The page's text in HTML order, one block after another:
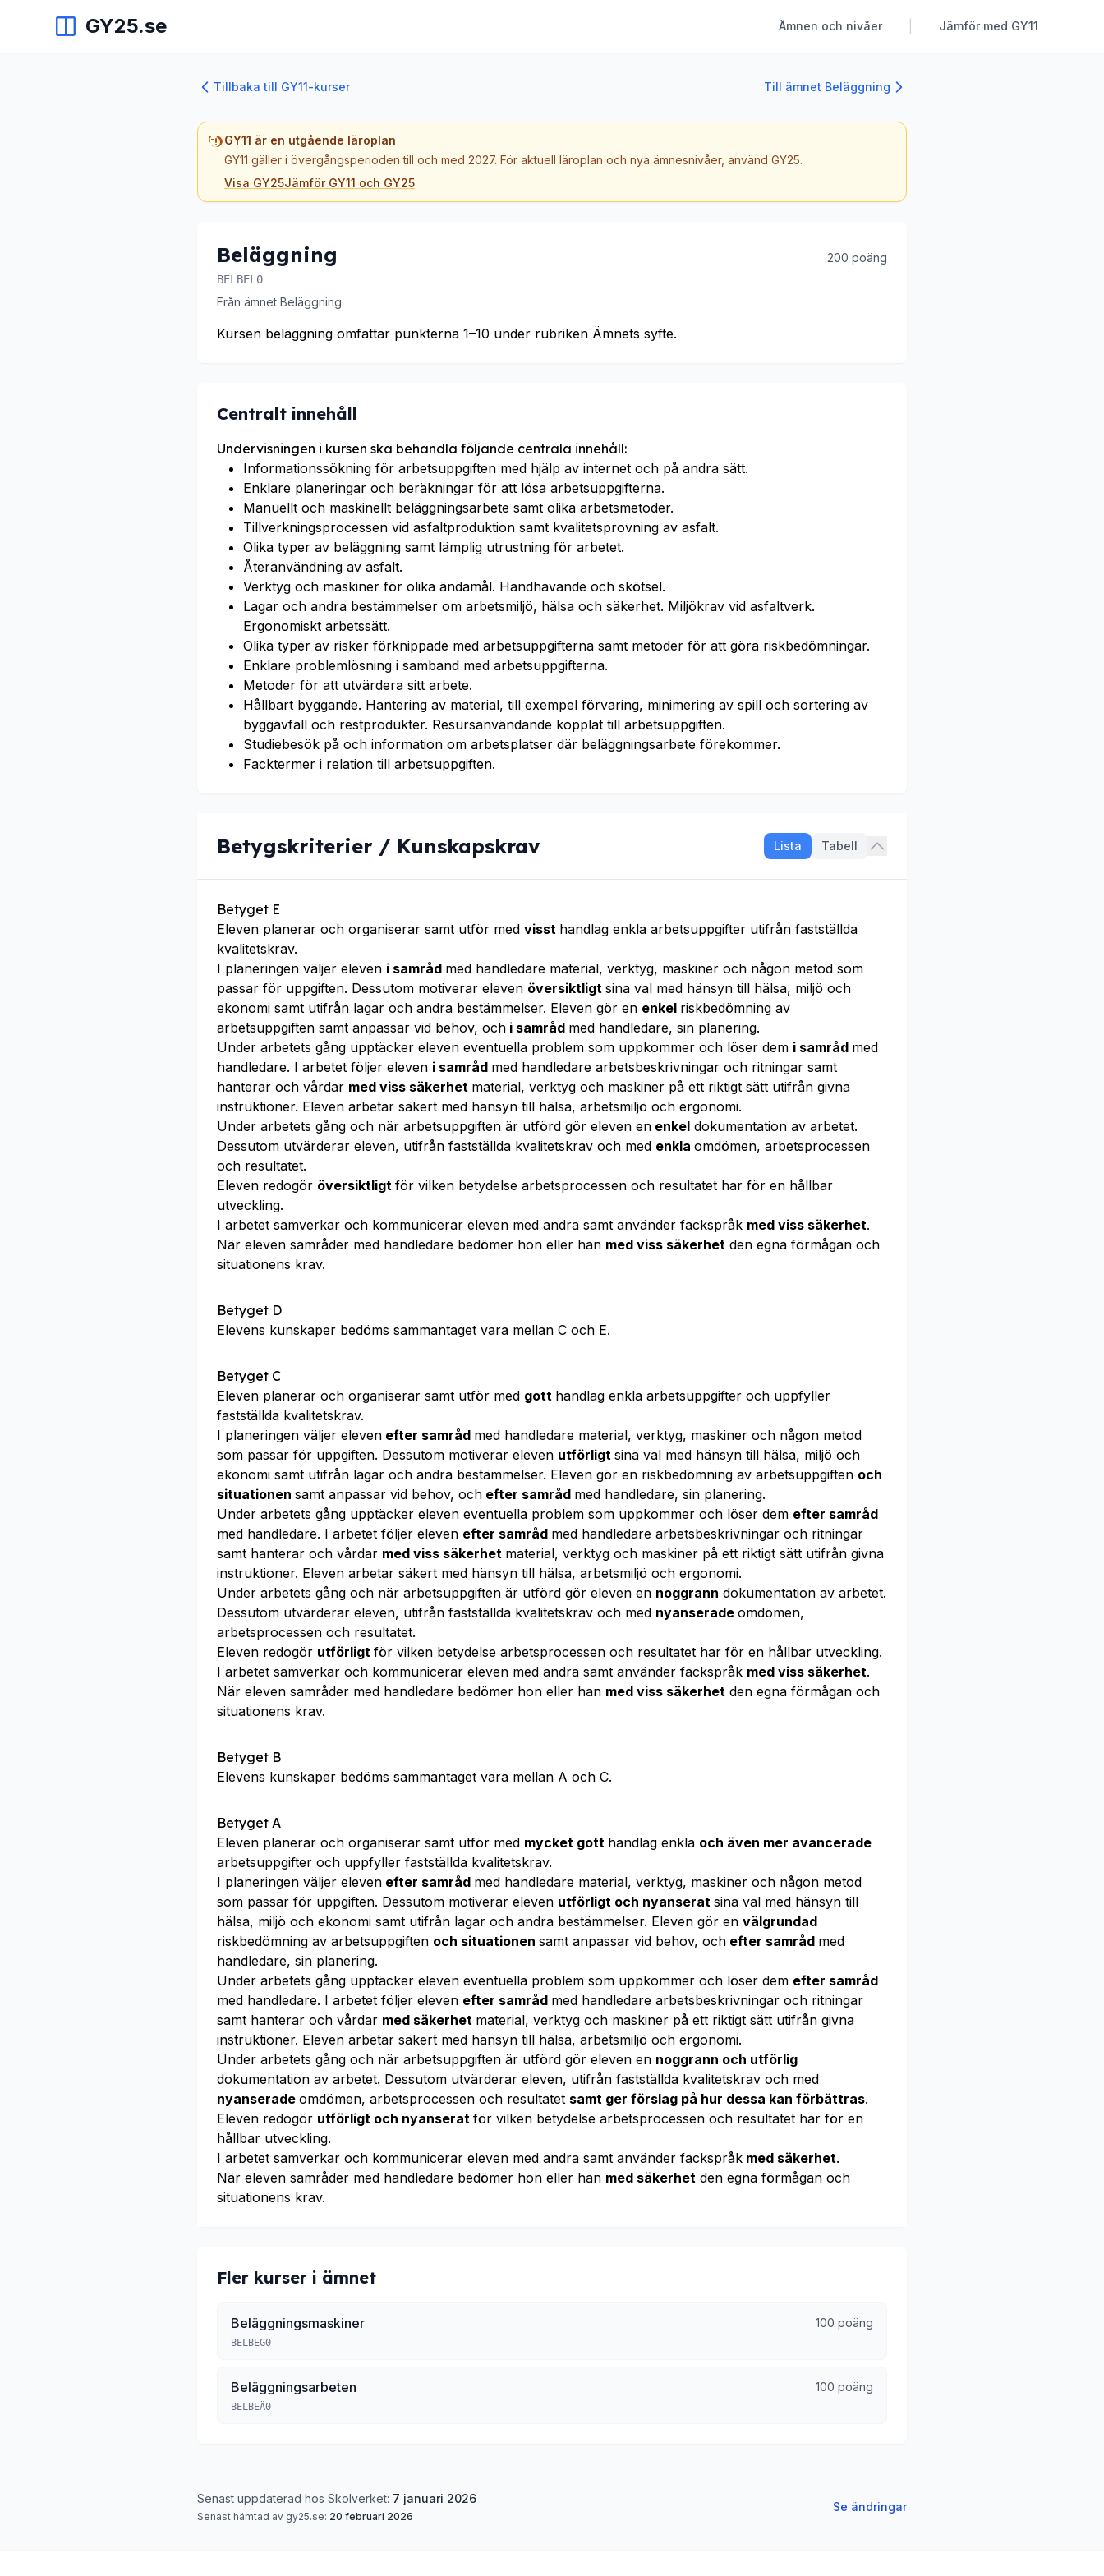
GY25.se Ämnen och nivåer Jämför med GY11
Tillbaka till GY11-kurser Till ämnet Beläggning
GY11 är en utgående läroplan
GY11 gäller i övergångsperioden till och med 2027. För aktuell läroplan och nya ämnesnivåer, använd GY25.
Visa GY25Jämför GY11 och GY25
Beläggning 200 poäng
BELBEL0
Från ämnet Beläggning
Kursen beläggning omfattar punkterna 1–10 under rubriken Ämnets syfte.
Centralt innehåll
Undervisningen i kursen ska behandla följande centrala innehåll:
Informationssökning för arbetsuppgiften med hjälp av internet och på andra sätt.
Enklare planeringar och beräkningar för att lösa arbetsuppgifterna.
Manuellt och maskinellt beläggningsarbete samt olika arbetsmetoder.
Tillverkningsprocessen vid asfaltproduktion samt kvalitetsprovning av asfalt.
Olika typer av beläggning samt lämplig utrustning för arbetet.
Återanvändning av asfalt.
Verktyg och maskiner för olika ändamål. Handhavande och skötsel.
Lagar och andra bestämmelser om arbetsmiljö, hälsa och säkerhet. Miljökrav vid asfaltverk.
Ergonomiskt arbetssätt.
Olika typer av risker förknippade med arbetsuppgifterna samt metoder för att göra riskbedömningar.
Enklare problemlösning i samband med arbetsuppgifterna.
Metoder för att utvärdera sitt arbete.
Hållbart byggande. Hantering av material, till exempel förvaring, minimering av spill och sortering av
byggavfall och restprodukter. Resursanvändande kopplat till arbetsuppgiften.
Studiebesök på och information om arbetsplatser där beläggningsarbete förekommer.
Facktermer i relation till arbetsuppgiften.
Betygskriterier / Kunskapskrav Lista Tabell
Betyget E
Eleven planerar och organiserar samt utför med visst handlag enkla arbetsuppgifter utifrån fastställda
kvalitetskrav.
I planeringen väljer eleven i samråd med handledare material, verktyg, maskiner och någon metod som
passar för uppgiften. Dessutom motiverar eleven översiktligt sina val med hänsyn till hälsa, miljö och
ekonomi samt utifrån lagar och andra bestämmelser. Eleven gör en enkel riskbedömning av
arbetsuppgiften samt anpassar vid behov, och i samråd med handledare, sin planering.
Under arbetets gång upptäcker eleven eventuella problem som uppkommer och löser dem i samråd med
handledare. I arbetet följer eleven i samråd med handledare arbetsbeskrivningar och ritningar samt
hanterar och vårdar med viss säkerhet material, verktyg och maskiner på ett riktigt sätt utifrån givna
instruktioner. Eleven arbetar säkert med hänsyn till hälsa, arbetsmiljö och ergonomi.
Under arbetets gång och när arbetsuppgiften är utförd gör eleven en enkel dokumentation av arbetet.
Dessutom utvärderar eleven, utifrån fastställda kvalitetskrav och med enkla omdömen, arbetsprocessen
och resultatet.
Eleven redogör översiktligt för vilken betydelse arbetsprocessen och resultatet har för en hållbar
utveckling.
I arbetet samverkar och kommunicerar eleven med andra samt använder fackspråk med viss säkerhet.
När eleven samråder med handledare bedömer hon eller han med viss säkerhet den egna förmågan och
situationens krav.
Betyget D
Elevens kunskaper bedöms sammantaget vara mellan C och E.
Betyget C
Eleven planerar och organiserar samt utför med gott handlag enkla arbetsuppgifter och uppfyller
fastställda kvalitetskrav.
I planeringen väljer eleven efter samråd med handledare material, verktyg, maskiner och någon metod
som passar för uppgiften. Dessutom motiverar eleven utförligt sina val med hänsyn till hälsa, miljö och
ekonomi samt utifrån lagar och andra bestämmelser. Eleven gör en riskbedömning av arbetsuppgiften och
situationen samt anpassar vid behov, och efter samråd med handledare, sin planering.
Under arbetets gång upptäcker eleven eventuella problem som uppkommer och löser dem efter samråd
med handledare. I arbetet följer eleven efter samråd med handledare arbetsbeskrivningar och ritningar
samt hanterar och vårdar med viss säkerhet material, verktyg och maskiner på ett riktigt sätt utifrån givna
instruktioner. Eleven arbetar säkert med hänsyn till hälsa, arbetsmiljö och ergonomi.
Under arbetets gång och när arbetsuppgiften är utförd gör eleven en noggrann dokumentation av arbetet.
Dessutom utvärderar eleven, utifrån fastställda kvalitetskrav och med nyanserade omdömen,
arbetsprocessen och resultatet.
Eleven redogör utförligt för vilken betydelse arbetsprocessen och resultatet har för en hållbar utveckling.
I arbetet samverkar och kommunicerar eleven med andra samt använder fackspråk med viss säkerhet.
När eleven samråder med handledare bedömer hon eller han med viss säkerhet den egna förmågan och
situationens krav.
Betyget B
Elevens kunskaper bedöms sammantaget vara mellan A och C.
Betyget A
Eleven planerar och organiserar samt utför med mycket gott handlag enkla och även mer avancerade
arbetsuppgifter och uppfyller fastställda kvalitetskrav.
I planeringen väljer eleven efter samråd med handledare material, verktyg, maskiner och någon metod
som passar för uppgiften. Dessutom motiverar eleven utförligt och nyanserat sina val med hänsyn till
hälsa, miljö och ekonomi samt utifrån lagar och andra bestämmelser. Eleven gör en välgrundad
riskbedömning av arbetsuppgiften och situationen samt anpassar vid behov, och efter samråd med
handledare, sin planering.
Under arbetets gång upptäcker eleven eventuella problem som uppkommer och löser dem efter samråd
med handledare. I arbetet följer eleven efter samråd med handledare arbetsbeskrivningar och ritningar
samt hanterar och vårdar med säkerhet material, verktyg och maskiner på ett riktigt sätt utifrån givna
instruktioner. Eleven arbetar säkert med hänsyn till hälsa, arbetsmiljö och ergonomi.
Under arbetets gång och när arbetsuppgiften är utförd gör eleven en noggrann och utförlig
dokumentation av arbetet. Dessutom utvärderar eleven, utifrån fastställda kvalitetskrav och med
nyanserade omdömen, arbetsprocessen och resultatet samt ger förslag på hur dessa kan förbättras.
Eleven redogör utförligt och nyanserat för vilken betydelse arbetsprocessen och resultatet har för en
hållbar utveckling.
I arbetet samverkar och kommunicerar eleven med andra samt använder fackspråk med säkerhet.
När eleven samråder med handledare bedömer hon eller han med säkerhet den egna förmågan och
situationens krav.
Fler kurser i ämnet
Beläggningsmaskiner 100 poäng
BELBEG0
Beläggningsarbeten 100 poäng
BELBEÄ0
Senast uppdaterad hos Skolverket: 7 januari 2026
Senast hämtad av gy25.se: 20 februari 2026
Se ändringar